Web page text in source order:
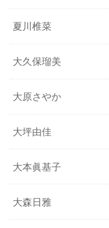
夏川椎菜
大久保瑠美
大原さやか
大坪由佳
大本眞基子
大森日雅